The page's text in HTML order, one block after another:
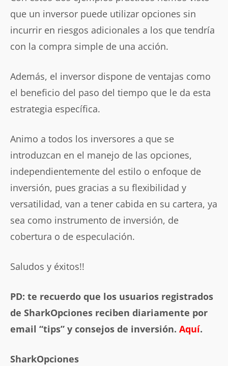
que un inversor puede utilizar opciones sin
incurrir en riesgos adicionales a los que tendría
con la compra simple de una acción.
Además, el inversor dispone de ventajas como
el beneficio del paso del tiempo que le da esta
estrategia específica.
Animo a todos los inversores a que se
introduzcan en el manejo de las opciones,
independientemente del estilo o enfoque de
inversión, pues gracias a su flexibilidad y
versatilidad, van a tener cabida en su cartera, ya
sea como instrumento de inversión, de
cobertura o de especulación.
Saludos y éxitos!!
PD: te recuerdo que los usuarios registrados
de SharkOpciones reciben diariamente por
email “tips” y consejos de inversión. Aquí.
SharkOpciones